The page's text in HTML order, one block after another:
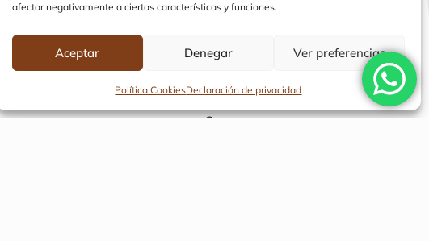
afectar negativamente a ciertas características y funciones.
Aceptar Denegar Ver preferencias
Política CookiesDeclaración de privacidad
Inicio
Nosotros
Tés
Dulces
Cacao